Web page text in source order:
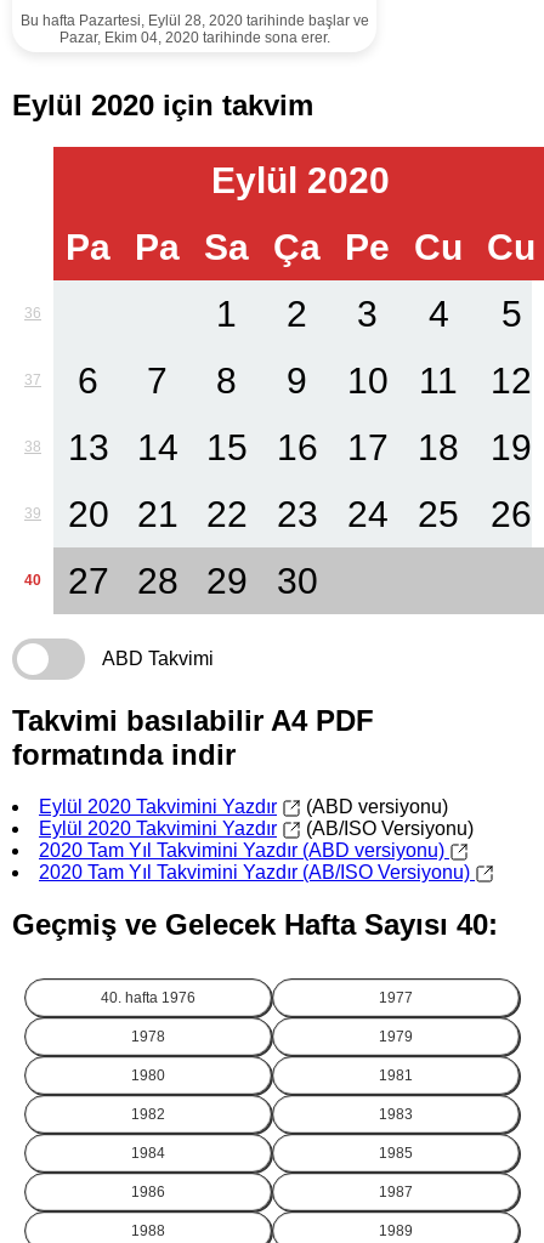
Bu hafta Pazartesi, Eylül 28, 2020 tarihinde başlar ve
Pazar, Ekim 04, 2020 tarihinde sona erer.
Eylül 2020 için takvim
Eylül 2020
Pa
Pa Sa Ça Pe Cu Cu
36 1 2 3 4 5
37 6 7 8 9 10 11 12
38 13 14 15 16 17 18 19
39 20 21 22 23 24 25 26
40 27 28 29 30
ABD Takvimi
Takvimi basılabilir A4 PDF
formatında indir
Eylül 2020 Takvimini Yazdır
(ABD versiyonu)
Eylül 2020 Takvimini Yazdır
(AB/ISO Versiyonu)
2020 Tam Yıl Takvimini Yazdır (ABD versiyonu)
2020 Tam Yıl Takvimini Yazdır (AB/ISO Versiyonu)
Geçmiş ve Gelecek Hafta Sayısı 40:
40. hafta 1976 1977
1978 1979
1980 1981
1982 1983
1984 1985
1986 1987
1988 1989